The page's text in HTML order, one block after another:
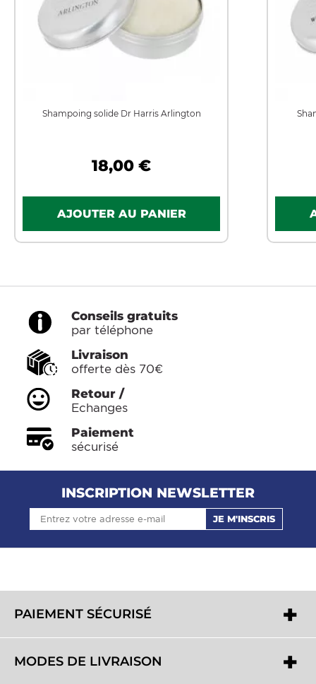
Shampoing solide Dr Harris Arlington
18,00 €
Conseils gratuits
par téléphone
Livraison
offerte dès 70€
Retour /
Echanges
Paiement
sécurisé
INSCRIPTION NEWSLETTER
JE M'INSCRIS
PAIEMENT SÉCURISÉ
MODES DE LIVRAISON